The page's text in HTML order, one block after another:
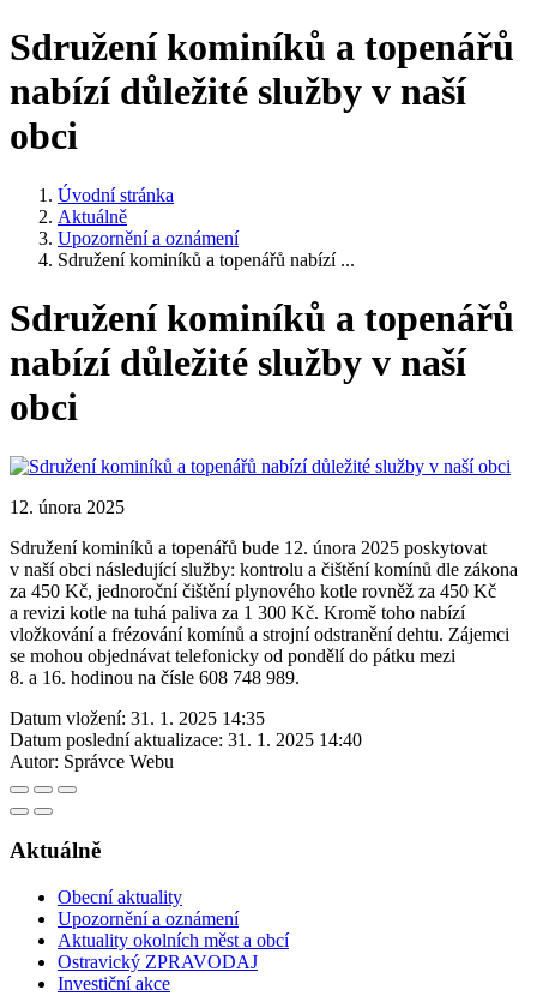
Sdružení kominíků a topenářů
nabízí důležité služby v naší
obci
Úvodní stránka
Aktuálně
Upozornění a oznámení
Sdružení kominíků a topenářů nabízí ...
Sdružení kominíků a topenářů
nabízí důležité služby v naší
obci
12. února 2025
Sdružení kominíků a topenářů bude 12. února 2025 poskytovat
v naší obci následující služby: kontrolu a čištění komínů dle zákona
za 450 Kč, jednoroční čištění plynového kotle rovněž za 450 Kč
a revizi kotle na tuhá paliva za 1 300 Kč. Kromě toho nabízí
vložkování a frézování komínů a strojní odstranění dehtu. Zájemci
se mohou objednávat telefonicky od pondělí do pátku mezi
8. a 16. hodinou na čísle 608 748 989.
Datum vložení: 31. 1. 2025 14:35
Datum poslední aktualizace: 31. 1. 2025 14:40
Autor: Správce Webu
Aktuálně
Obecní aktuality
Upozornění a oznámení
Aktuality okolních měst a obcí
Ostravický ZPRAVODAJ
Investiční akce